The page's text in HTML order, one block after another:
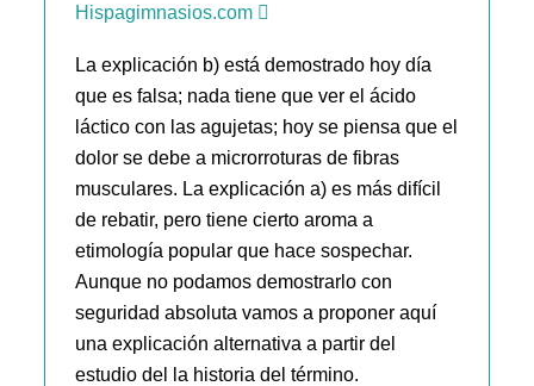
Hispagimnasios.com
La explicación b) está demostrado hoy día
que es falsa; nada tiene que ver el ácido
láctico con las agujetas; hoy se piensa que el
dolor se debe a microrroturas de fibras
musculares. La explicación a) es más difícil
de rebatir, pero tiene cierto aroma a
etimología popular que hace sospechar.
Aunque no podamos demostrarlo con
seguridad absoluta vamos a proponer aquí
una explicación alternativa a partir del
estudio del la historia del término.